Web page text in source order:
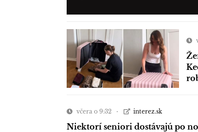
včera o 9:32 interez.sk
Niektorí seniori dostávajú po